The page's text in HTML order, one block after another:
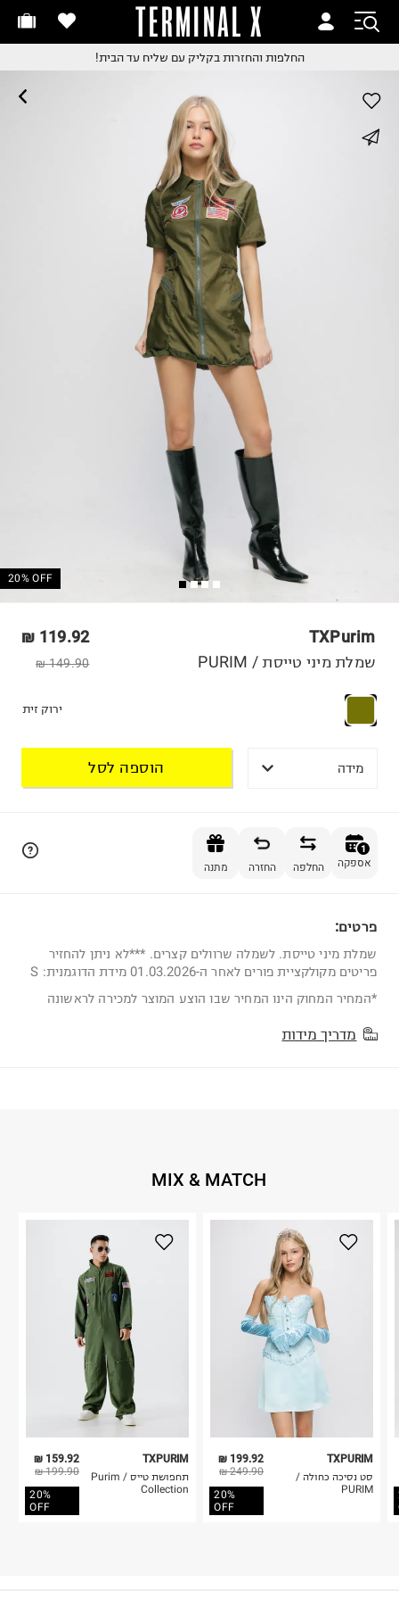
TERMINAL X
החלפות והחזרות בקליק
עם שליח עד הבית!
החלפות והחזרות בקליקהחלפות והחזרות בקליק עם שליח עד הבית!
20% OFF
TXPurim
119.92 ₪
149.90 ₪ שמלת מיני טייסת / PURIM
ירוק זית
מידה הוספה לסל
1
אספקה החלפה החזרה מתנה
פרטים:
שמלת מיני טייסת. לשמלה שרוולים קצרים. ***לא ניתן להחזיר
פריטים מקולקציית פורים לאחר ה-01.03.2026 מידת הדוגמנית: S
*המחיר המחוק הינו המחיר שבו הוצע המוצר למכירה לראשונה
מדריך מידות
MIX & MATCH
159.92 ₪
199.90 ₪
20%
OFF
TXPURIM
תחפושת טייס / Purim
Collection
199.92 ₪
249.90 ₪
20%
OFF
TXPURIM
סט נסיכה כחולה /
PURIM